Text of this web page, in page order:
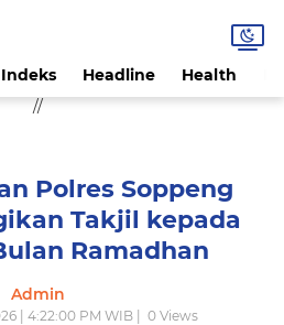
Indeks Headline Health
//
Polres Soppeng
Takjil kepada
Ramadhan
Admin
| 4:22:00 PM WIB | 0Views